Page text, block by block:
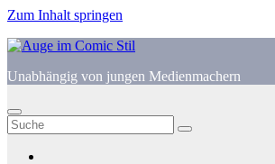
Zum Inhalt springen
Unabhängig von jungen Medienmachern